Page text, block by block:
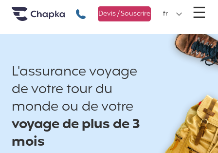
Chapka Assurances Voyages
+33 1 74 85 50 50
Devis / Souscrire fr ☰
L'assurance voyage
de votre tour du
monde ou de votre
voyage de plus de 3
mois